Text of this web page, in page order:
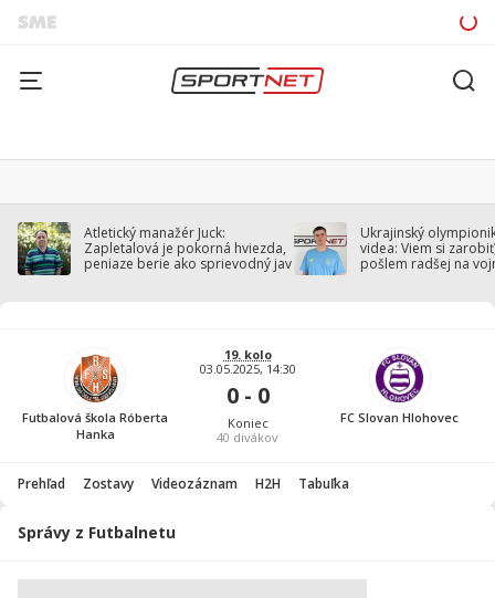
Atletický manažér Juck:
Zapletalová je pokorná hviezda,
peniaze berie ako sprievodný jav
Ukrajinský
videa: Viem si
pošlem radšej na
Futbalová škola Róberta
Hanka
19. kolo
03.05.2025, 14:30
0 - 0
Koniec
40 divákov
FC Slovan Hlohovec
Prehľad Zostavy Videozáznam H2H Tabuľka
Správy z Futbalnetu